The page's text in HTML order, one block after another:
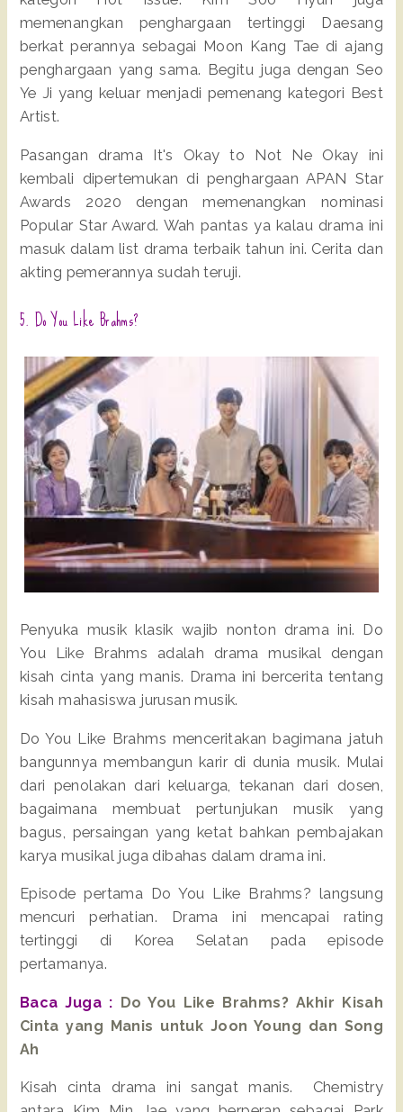
memenangkan penghargaan tertinggi Daesang
berkat perannya sebagai Moon Kang Tae di ajang
penghargaan yang sama. Begitu juga dengan Seo
Ye Ji yang keluar menjadi pemenang kategori Best
Artist.
Pasangan drama It's Okay to Not Ne Okay ini
kembali dipertemukan di penghargaan APAN Star
Awards 2020 dengan memenangkan nominasi
Popular Star Award. Wah pantas ya kalau drama ini
masuk dalam list drama terbaik tahun ini. Cerita dan
akting pemerannya sudah teruji.
5. Do You Like Brahms?
Penyuka musik klasik wajib nonton drama ini. Do
You Like Brahms adalah drama musikal dengan
kisah cinta yang manis. Drama ini bercerita tentang
kisah mahasiswa jurusan musik.
Do You Like Brahms menceritakan bagimana jatuh
bangunnya membangun karir di dunia musik. Mulai
dari penolakan dari keluarga, tekanan dari dosen,
bagaimana membuat pertunjukan musik yang
bagus, persaingan yang ketat bahkan pembajakan
karya musikal juga dibahas dalam drama ini.
Episode pertama Do You Like Brahms? langsung
mencuri perhatian. Drama ini mencapai rating
tertinggi di Korea Selatan pada episode
pertamanya.
Baca Juga : Do You Like Brahms? Akhir Kisah
Cinta yang Manis untuk Joon Young dan Song
Ah
Kisah cinta drama ini sangat manis. Chemistry